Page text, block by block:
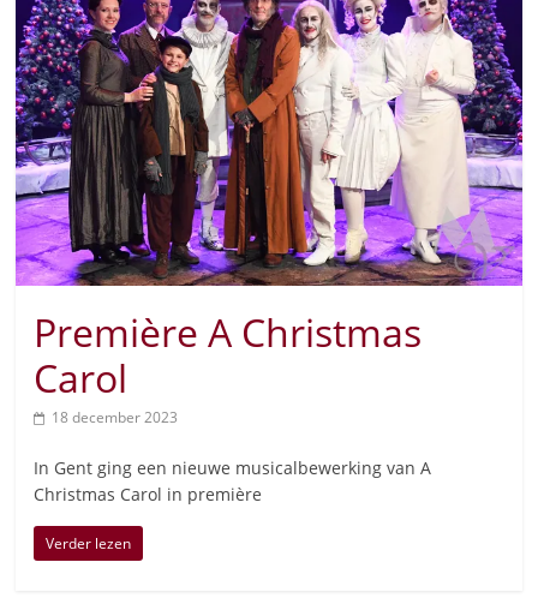
Première A Christmas
Carol
18 december 2023
In Gent ging een nieuwe musicalbewerking van A
Christmas Carol in première
Verder lezen